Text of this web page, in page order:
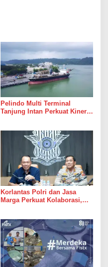
Pelindo Multi Terminal
Tanjung Intan Perkuat Kinerja
Korlantas Polri dan Jasa
Marga Perkuat Kolaborasi,